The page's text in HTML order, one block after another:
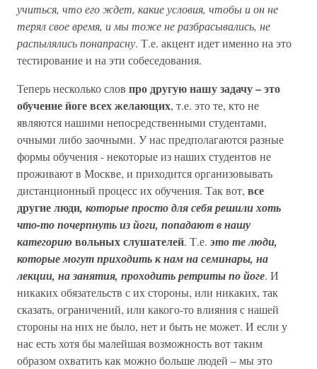
учиться, что его ждет, какие условия, чтобы и он не
терял свое время, и мы тоже не разбрасывались, не
распылялись понапрасну. Т.е. акцент идет именно на это
тестирование и на эти собеседования.
Теперь несколько слов про другую нашу задачу – это
обучение йоге всех желающих, т.е. это те, кто не
являются нашими непосредственными студентами,
очными либо заочными. У нас предполагаются разные
формы обучения - некоторые из наших студентов не
проживают в Москве, и приходится организовывать
дистанционный процесс их обучения. Так вот, все
другие люди, которые просто для себя решили хоть
что-то почерпнуть из йоги, попадают в нашу
категорию вольных слушателей. Т.е.это те люди,
которые могут приходить к нам на семинары, на
лекции, на занятия, проходить ретриты по йоге. И
никаких обязательств с их стороны, или никаких, так
сказать, ограничений, или какого-то влияния с нашей
стороны на них не было, нет и быть не может. И если у
нас есть хотя бы малейшая возможность вот таким
образом охватить как можно больше людей – мы это